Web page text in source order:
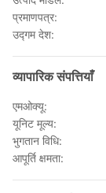
प्रमाणपत्र:
उद्गम देश:
व्यापारिक संपत्तियाँ
एमओक्यू:
यूनिट मूल्य:
भुगतान विधि:
आपूर्ति क्षमता: